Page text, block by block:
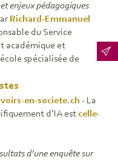
enjeux pédagogiques
Richard-Emmanuel
du Service
académique et
spécialisée de
en-societe.ch - La
d’IA est celle-
d’une enquête sur